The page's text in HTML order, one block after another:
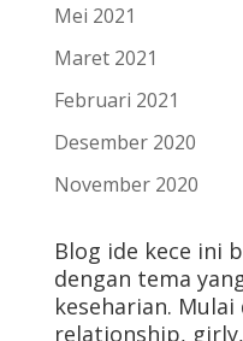
Mei 2021
Maret 2021
Februari 2021
Desember 2020
November 2020
Blog ide kece ini
dengan tema
keseharian.
relationship,